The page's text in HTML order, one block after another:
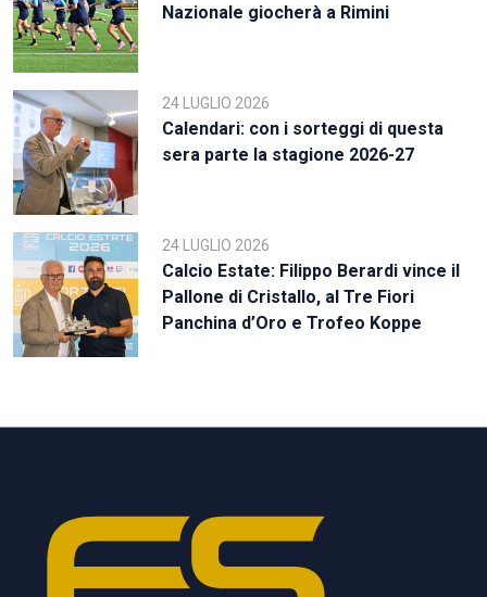
Nazionale giocherà a Rimini
24 LUGLIO 2026
Calendari: con i sorteggi di questa
sera parte la stagione 2026-27
24 LUGLIO 2026
Calcio Estate: Filippo Berardi vince il
Pallone di Cristallo, al Tre Fiori
Panchina d’Oro e Trofeo Koppe